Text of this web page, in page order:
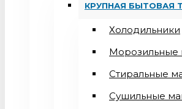
КРУПНАЯ БЫТОВАЯ
Холодильники
Морозильные
Стиральные
Сушильные